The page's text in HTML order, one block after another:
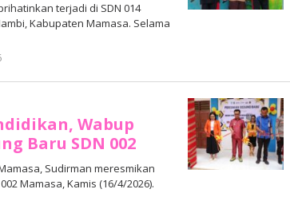
terjadi di SDN 014
Kabupaten Mamasa. Selama
Junaedi
Wabup
Baru SDN 002
Sudirman meresmikan
Mamasa, Kamis (16/4/2026).